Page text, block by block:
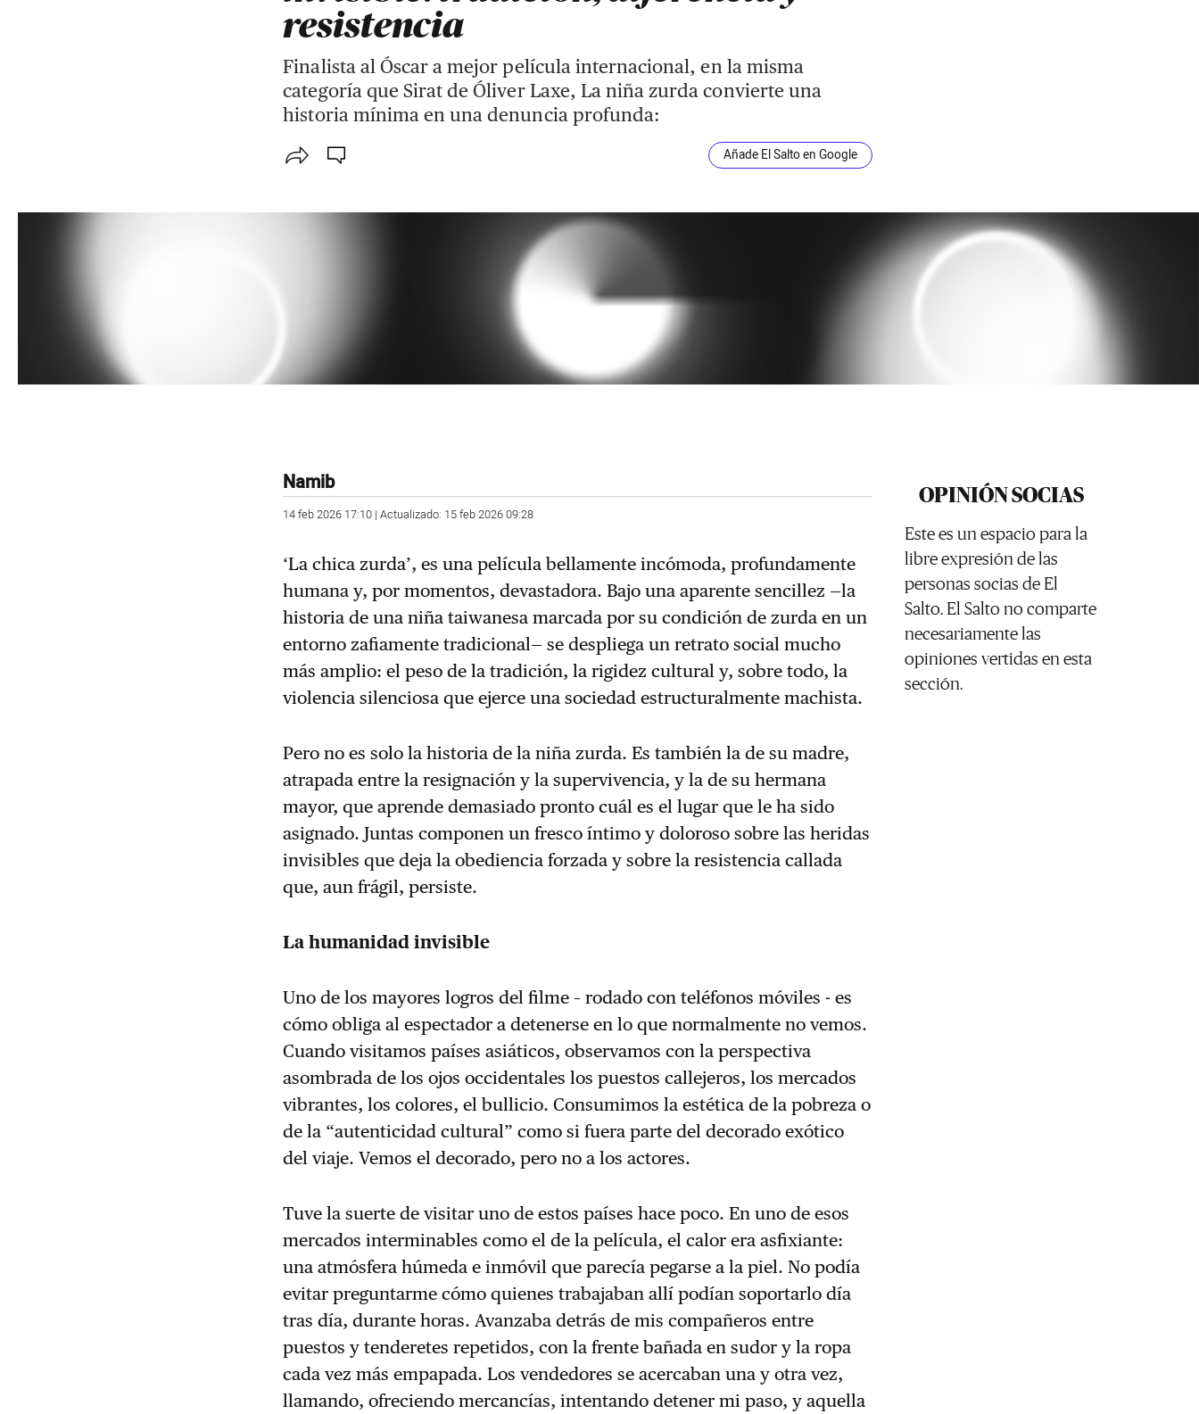
resistencia
Finalista al Óscar a mejor película internacional, en la misma
categoría que Sirat de Óliver Laxe, La niña zurda convierte una
historia mínima en una denuncia profunda:
Añade El Salto en Google
Namib
14 feb 2026 17:10 | Actualizado: 15 feb 2026 09:28
‘La chica zurda’, es una película bellamente incómoda, profundamente
humana y, por momentos, devastadora. Bajo una aparente sencillez —la
historia de una niña taiwanesa marcada por su condición de zurda en un
entorno zafiamente tradicional— se despliega un retrato social mucho
más amplio: el peso de la tradición, la rigidez cultural y, sobre todo, la
violencia silenciosa que ejerce una sociedad estructuralmente machista.
Pero no es solo la historia de la niña zurda. Es también la de su madre,
atrapada entre la resignación y la supervivencia, y la de su hermana
mayor, que aprende demasiado pronto cuál es el lugar que le ha sido
asignado. Juntas componen un fresco íntimo y doloroso sobre las heridas
invisibles que deja la obediencia forzada y sobre la resistencia callada
que, aun frágil, persiste.
La humanidad invisible
Uno de los mayores logros del filme – rodado con teléfonos móviles - es
cómo obliga al espectador a detenerse en lo que normalmente no vemos.
Cuando visitamos países asiáticos, observamos con la perspectiva
asombrada de los ojos occidentales los puestos callejeros, los mercados
vibrantes, los colores, el bullicio. Consumimos la estética de la pobreza o
de la “autenticidad cultural” como si fuera parte del decorado exótico
del viaje. Vemos el decorado, pero no a los actores.
Tuve la suerte de visitar uno de estos países hace poco. En uno de esos
mercados interminables como el de la película, el calor era asfixiante:
una atmósfera húmeda e inmóvil que parecía pegarse a la piel. No podía
evitar preguntarme cómo quienes trabajaban allí podían soportarlo día
tras día, durante horas. Avanzaba detrás de mis compañeros entre
puestos y tenderetes repetidos, con la frente bañada en sudor y la ropa
cada vez más empapada. Los vendedores se acercaban una y otra vez,
llamando, ofreciendo mercancías, intentando detener mi paso, y aquella
OPINIÓN SOCIAS
Este es un espacio para la
libre expresión de las
personas socias de El
Salto. El Salto no comparte
necesariamente las
opiniones vertidas en esta
sección.